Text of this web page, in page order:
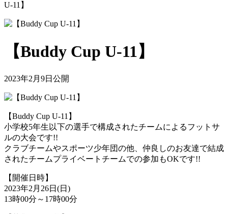
U-11】
【Buddy Cup U-11】
2023年2月9日公開
【Buddy Cup U-11】
小学校5年生以下の選手で構成されたチームによるフットサ
ルの大会です!!
クラブチームやスポーツ少年団の他、仲良しのお友達で結成
されたチームプライベートチームでの参加もOKです!!
【開催日時】
2023年2月26日(日)
13時00分～17時00分